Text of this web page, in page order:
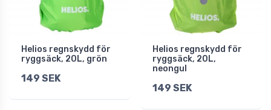
Helios regnskydd för
ryggsäck, 20L, grön
149 SEK
Helios regnskydd för
ryggsäck, 20L,
neongul
149 SEK